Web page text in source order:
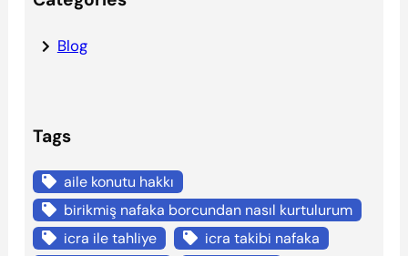
Blog
Tags
aile konutu hakkı
birikmiş nafaka borcundan nasıl kurtulurum
icra ile tahliye
icra takibi nafaka